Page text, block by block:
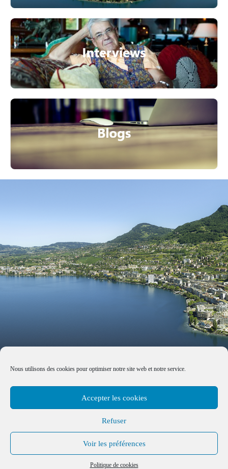
Nous utilisons des cookies pour optimiser notre site web et notre service.
Accepter les cookies
Refuser
Voir les préférences
Politique de cookies
B+G & Partners SA © 2026 –